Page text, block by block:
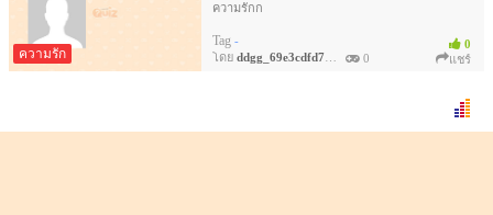
ความรัก
0
ความรักก
Tag -
โดย ddgg_69e3cdfd79b 0 แชร์